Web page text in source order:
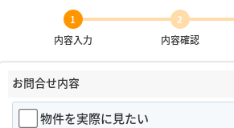
1
内容入力
2
内容確認
お問合せ内容
物件を実際に見たい